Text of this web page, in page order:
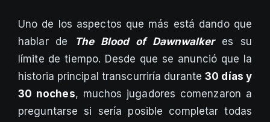
Uno de los aspectos que más está dando que
hablar de
The Blood of Dawnwalkeres su
límite de tiempo. Desde que se anunció que la
historia principal transcurriría durante30 días y
30 noches, muchos jugadores comenzaron a
preguntarse si sería posible completar todas